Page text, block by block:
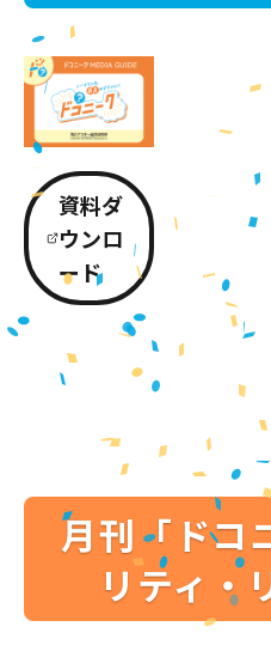
資料ダ
ウンロ
ード
月刊「ドコ
リティ・